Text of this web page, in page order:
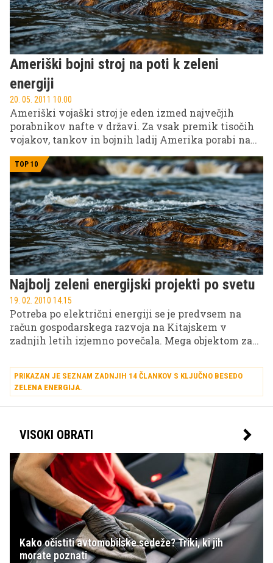
Ameriški bojni stroj na poti k zeleni
energiji
20. 05. 2011 10.00
Ameriški vojaški stroj je eden izmed največjih
porabnikov nafte v državi. Za vsak premik tisočih
vojakov, tankov in bojnih ladij Amerika porabi na
močno onesnažuje okolje.
TOP 10
Najbolj zeleni energijski projekti po svetu
19. 02. 2010 14.15
Potreba po električni energiji se je predvsem na
račun gospodarskega razvoja na Kitajskem v
zadnjih letih izjemno povečala. Mega objektom za
bodo v prihodnosti pridružili novi, še bolj ekološko
naravnani.
PRIKAZAN JE SEZNAM ZADNJIH 14 ČLANKOV S KLJUČNO BESEDO
ZELENA ENERGIJA.
VISOKI OBRATI
Kako očistiti avtomobilske sedeže? Triki, ki jih
morate poznati